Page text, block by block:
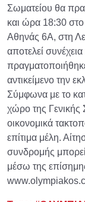
Σωματείου θα
και ώρα 18:30
Αθηνάς 6Α, στη
αποτελεί
αντικείμενο την
Σύμφωνα με το
χώρο της Γενικής
οικονομικά
επίτιμα μέλη.
συνδρομής μπορεί
μέσω της